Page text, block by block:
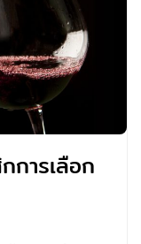
การเลือก